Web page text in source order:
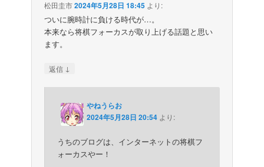
松田圭市2024年5月28日 18:45 より:
ついに腕時計に負ける時代が…。
本来なら将棋フォーカスが取り上げる話題と思い
ます。
返信 ↓
やねうらお
2024年5月28日 20:54 より:
うちのブログは、インターネットの将棋フ
ォーカスやー！